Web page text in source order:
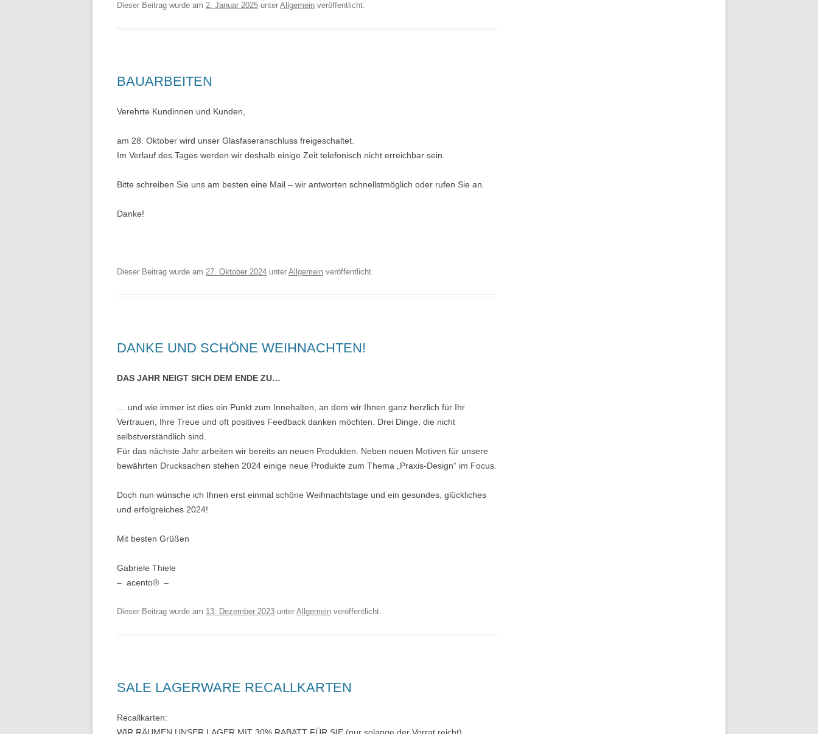
Dieser Beitrag wurde am 2. Januar 2025 unter Allgemein veröffentlicht.
BAUARBEITEN
Verehrte Kundinnen und Kunden,
am 28. Oktober wird unser Glasfaseranschluss freigeschaltet.
Im Verlauf des Tages werden wir deshalb einige Zeit telefonisch nicht erreichbar sein.
Bitte schreiben Sie uns am besten eine Mail – wir antworten schnellstmöglich oder rufen Sie an.
Danke!
Dieser Beitrag wurde am 27. Oktober 2024 unter Allgemein veröffentlicht.
DANKE UND SCHÖNE WEIHNACHTEN!
DAS JAHR NEIGT SICH DEM ENDE ZU…
… und wie immer ist dies ein Punkt zum Innehalten, an dem wir Ihnen ganz herzlich für Ihr
Vertrauen, Ihre Treue und oft positives Feedback danken möchten. Drei Dinge, die nicht
selbstverständlich sind.
Für das nächste Jahr arbeiten wir bereits an neuen Produkten. Neben neuen Motiven für unsere
bewährten Drucksachen stehen 2024 einige neue Produkte zum Thema „Praxis-Design“ im Focus.
Doch nun wünsche ich Ihnen erst einmal schöne Weihnachtstage und ein gesundes, glückliches
und erfolgreiches 2024!
Mit besten Grüßen
Gabriele Thiele
– acento® –
Dieser Beitrag wurde am 13. Dezember 2023 unter Allgemein veröffentlicht.
SALE LAGERWARE RECALLKARTEN
Recallkarten: